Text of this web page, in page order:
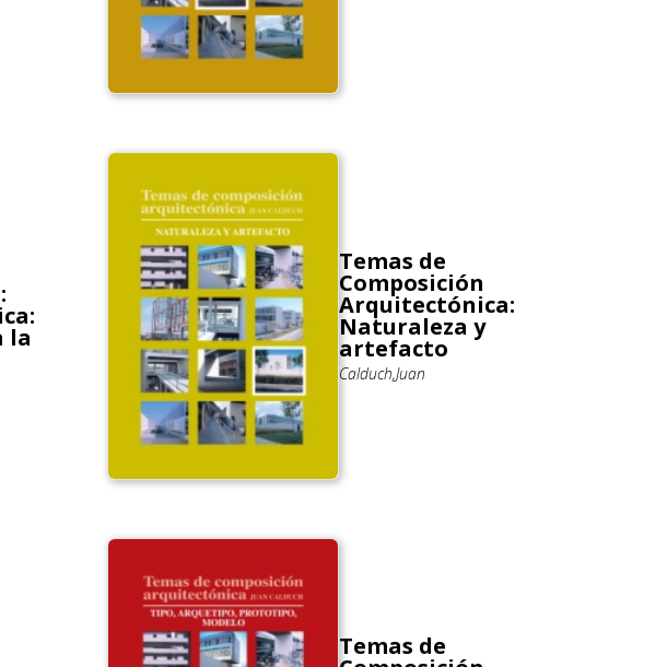
la
Temas de
Composición
Arquitectónica:
Naturaleza y
artefacto
Calduch,Juan
Temas de